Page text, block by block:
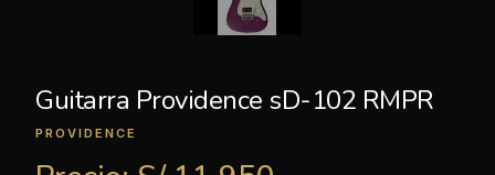
Guitarra Providence sD-102 RMPR
PROVIDENCE